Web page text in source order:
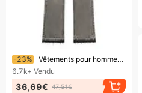
Bientôt la fin !
-23%
Vêtements pour hommes Smoky Gray Tassel 507 Retro Cement Grey Pantalon Cleanfit Jeans
6.7k+ Vendu
36,69€ 47,51€